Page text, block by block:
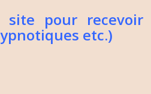
pour
etc.)